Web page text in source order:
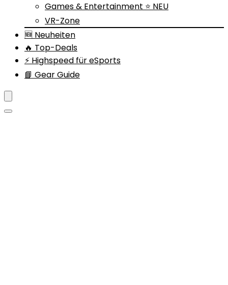
Games & Entertainment ⭐ NEU
VR-Zone
🆕 Neuheiten
🔥 Top-Deals
⚡ Highspeed für eSports
📘 Gear Guide